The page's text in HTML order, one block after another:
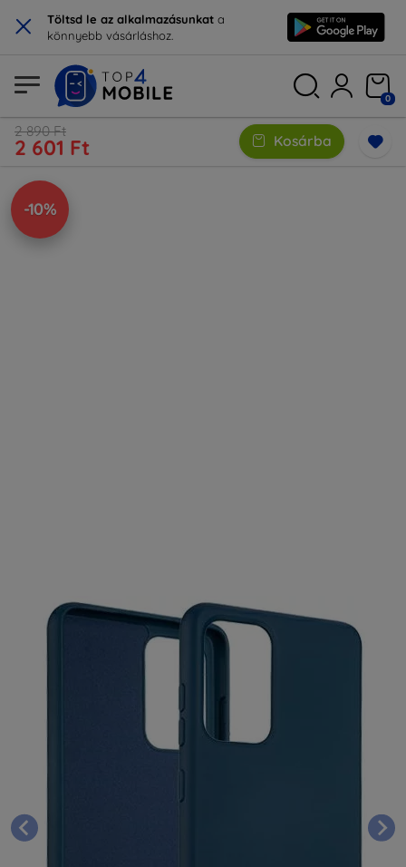
× Töltsd le az alkalmazásunkat a
könnyebb vásárláshoz.
0
2 890 Ft
2 601 Ft Kosárba
-10%